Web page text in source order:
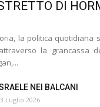
DI
la politica quotidiana
la grancassa
NEI BALCANI
Luglio 2026